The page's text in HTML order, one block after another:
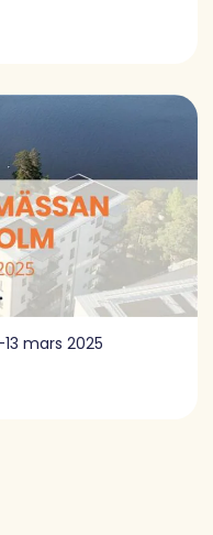
mars 2025